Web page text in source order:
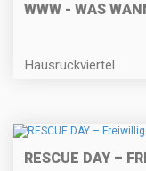
WWW - WAS
Hausruckviertel
RESCUE DAY –